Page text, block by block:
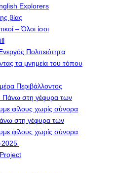
Explorers
βίας
– Όλοι ίσοι
Πολιτειότητα
τα μνημεία του τόπου
Περιβάλλοντος
στη γέφυρα των
φίλους χωρίς σύνορα
2025